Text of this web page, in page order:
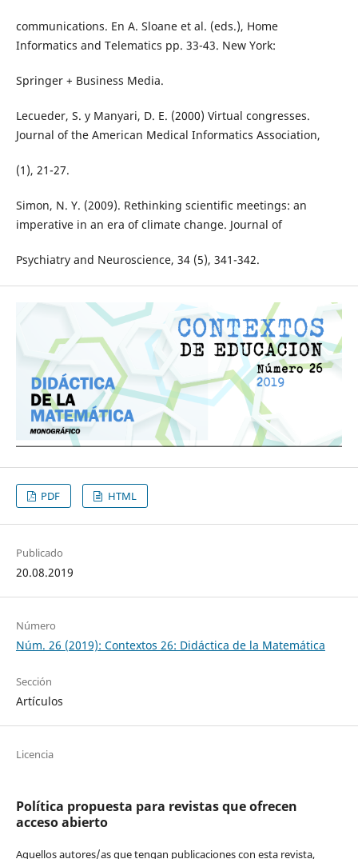
communications. En A. Sloane et al. (eds.), Home
Informatics and Telematics pp. 33-43. New York:
Springer + Business Media.
Lecueder, S. y Manyari, D. E. (2000) Virtual congresses.
Journal of the American Medical Informatics Association,
(1), 21-27.
Simon, N. Y. (2009). Rethinking scientific meetings: an
imperative in an era of climate change. Journal of
Psychiatry and Neuroscience, 34 (5), 341-342.
PDF HTML
Publicado
20.08.2019
Número
Núm. 26 (2019): Contextos 26: Didáctica de la Matemática
Sección
Artículos
Licencia
Política propuesta para revistas que ofrecen
acceso abierto
Aquellos autores/as que tengan publicaciones con esta revista,